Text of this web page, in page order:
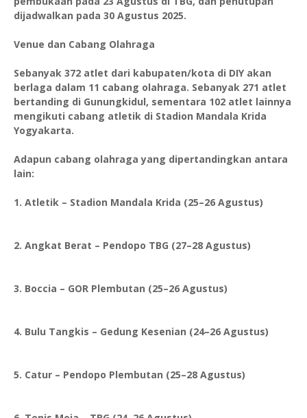
dijadwalkan pada 30 Agustus 2025.
Venue dan Cabang Olahraga
Sebanyak 372 atlet dari kabupaten/kota di DIY akan
berlaga dalam 11 cabang olahraga. Sebanyak 271 atlet
bertanding di Gunungkidul, sementara 102 atlet lainnya
mengikuti cabang atletik di Stadion Mandala Krida
Yogyakarta.
Adapun cabang olahraga yang dipertandingkan antara
lain:
1. Atletik – Stadion Mandala Krida (25–26 Agustus)
2. Angkat Berat – Pendopo TBG (27–28 Agustus)
3. Boccia – GOR Plembutan (25–26 Agustus)
4. Bulu Tangkis – Gedung Kesenian (24–26 Agustus)
5. Catur – Pendopo Plembutan (25–28 Agustus)